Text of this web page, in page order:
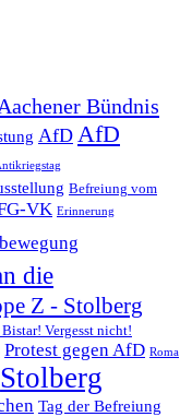
Aachener Bündnis
AfD AfD
Befreiung vom
VK Erinnerung
die
Z - Stolberg
Vergesst nicht!
Protest gegen AfD Roma
Stolberg
Tag der Befreiung